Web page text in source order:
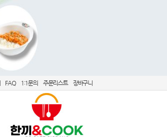
FAQ 1:1문의 주문리스트 장바구니